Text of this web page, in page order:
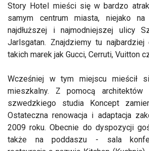
Story Hotel mieści się w bardzo
samym centrum miasta, niejako na
najdłuższej i najmodniejszej ulicy
Jarlsgatan. Znajdziemy tu
takich marek jak Gucci, Cerruti, Vuitton
Wcześniej w tym miejscu mieścił
mieszkalny. Z pomocą
szwedzkiego studia Koncept
Ostateczna renowacja i adaptacja
2009 roku. Obecnie do dyspozycji
także na poddaszu - sala